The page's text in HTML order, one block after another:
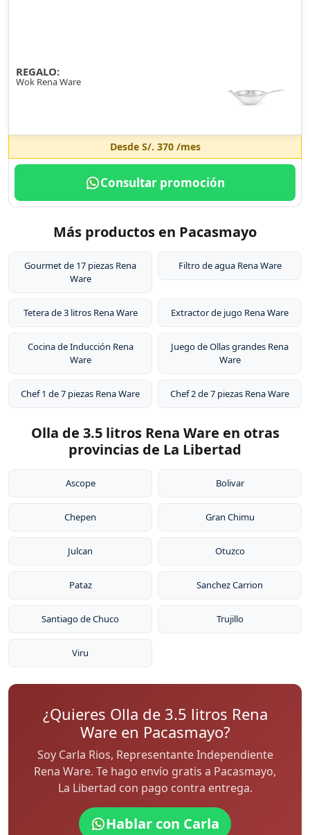
REGALO:
Wok Rena Ware
Desde S/. 370/mes
Consultar promoción
Más productos en Pacasmayo
Gourmet de 17 piezas Rena
Ware
Filtro de agua Rena Ware
Tetera de 3 litros Rena Ware Extractor de jugo Rena Ware
Cocina de Inducción Rena
Ware
Juego de Ollas grandes Rena
Ware
Chef 1 de 7 piezas Rena Ware Chef 2 de 7 piezas Rena Ware
Olla de 3.5 litros Rena Ware en otras
provincias de La Libertad
Ascope Bolivar
Chepen Gran Chimu
Julcan Otuzco
Pataz Sanchez Carrion
Santiago de Chuco Trujillo
Viru
¿Quieres Olla de 3.5 litros Rena
Ware en Pacasmayo?
Soy Carla Rios, Representante Independiente
Rena Ware. Te hago envío gratis a Pacasmayo,
La Libertad con pago contra entrega.
Hablar con Carla